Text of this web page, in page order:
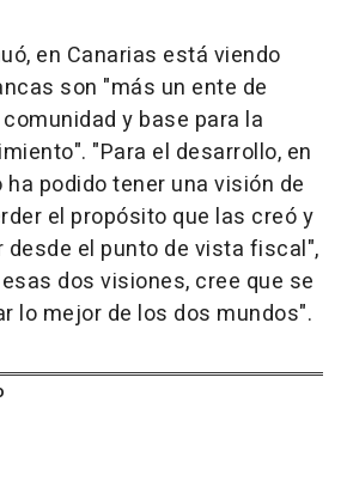
en Canarias está viendo
son "más un ente de
y base para la
"Para el desarrollo, en
podido tener una visión de
el propósito que las creó y
el punto de vista fiscal",
dos visiones, cree que se
lo mejor de los dos mundos".